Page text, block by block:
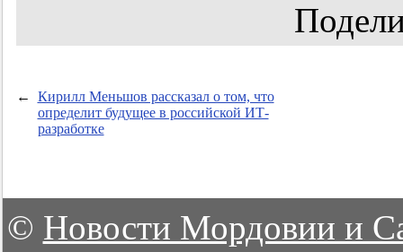
←
Кирилл Меньшов рассказал о том, что
определит будущее в российской ИТ-
разработке
© Новости Мордовии и